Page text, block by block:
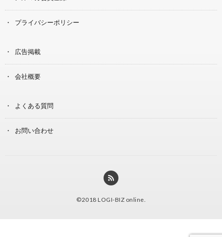
プライバシーポリシー
広告掲載
会社概要
よくある質問
お問い合わせ
©2018 LOGI-BIZ online